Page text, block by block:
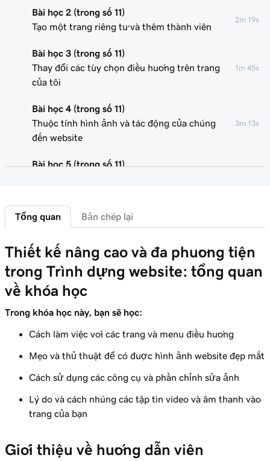
Bài học 2 (trong số 11)
Tạo một trang riêng tư và thêm thành viên
2m 19s
Bài học 3 (trong số 11)
Thay đổi các tùy chọn điều hướng trên trang
của tôi
1m 45s
Bài học 4 (trong số 11)
Thuộc tính hình ảnh và tác động của chúng
đến website
3m 13s
Bài học 5 (trong số 11)
Bài học 6 (trong số 11)
Sử dụng thư viện phương tiện trong Trình
Bài học 7 (trong số 11)
Chỉnh sửa hình ảnh trên trang Websites +
Marketing của tôi
3m 40s
Bài học 8 (trong số 11)
Thêm thư viện ảnh vào trang Websites +
Bài học 9 (trong số 11)
Thêm trình chiếu trong Websites +
Marketing
Thêm video vào trang Websites + Marketing
của tôi
Tổng quan Bản chép lại
Thiết kế nâng cao và đa phương tiện
trong Trình dựng website: tổng quan
về khóa học
Trong khóa học này, bạn sẽ học:
Cách làm việc với các trang và menu điều hướng
Mẹo và thủ thuật để có được hình ảnh website đẹp mắt
Cách sử dụng các công cụ và phần chỉnh sửa ảnh
Lý do và cách nhúng các tập tin video và âm thanh vào
trang của bạn
Giới thiệu về hướng dẫn viên